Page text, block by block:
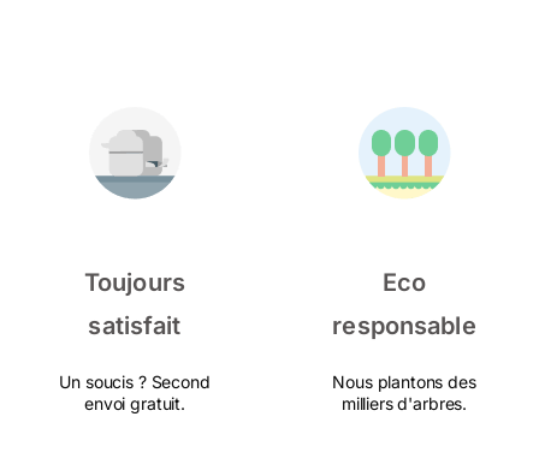
Toujours
satisfait
Un soucis ? Second
envoi gratuit.
Eco
responsable
Nous plantons des
milliers d'arbres.